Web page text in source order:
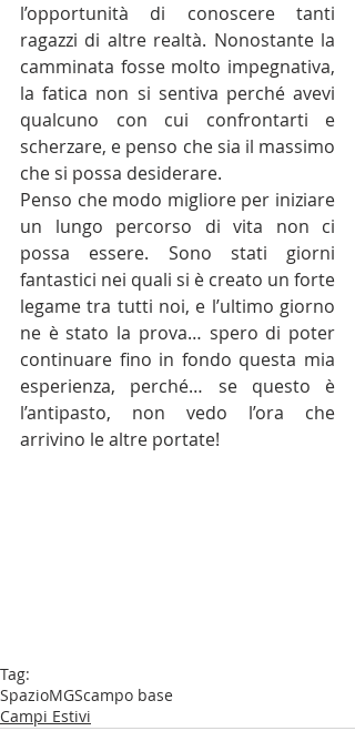
l’opportunità di conoscere tanti
ragazzi di altre realtà. Nonostante la
camminata fosse molto impegnativa,
la fatica non si sentiva perché avevi
qualcuno con cui confrontarti e
scherzare, e penso che sia il massimo
che si possa desiderare.
Penso che modo migliore per iniziare
un lungo percorso di vita non ci
possa essere. Sono stati giorni
fantastici nei quali si è creato un forte
legame tra tutti noi, e l’ultimo giorno
ne è stato la prova… spero di poter
continuare fino in fondo questa mia
esperienza, perché… se questo è
l’antipasto, non vedo l’ora che
arrivino le altre portate!
Tag:
SpazioMGScampo base
Campi Estivi